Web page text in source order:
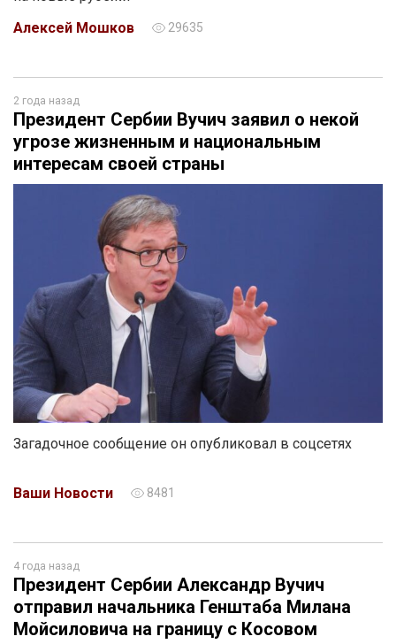
Алексей Мошков
29635
2 года назад
Президент Сербии Вучич заявил о некой
угрозе жизненным и национальным
интересам своей страны
Загадочное сообщение он опубликовал в соцсетях
Ваши Новости 8481
4 года назад
Президент Сербии Александр Вучич
отправил начальника Генштаба Милана
Мойсиловича на границу с Косовом